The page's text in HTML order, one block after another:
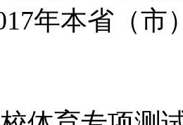
年本省（